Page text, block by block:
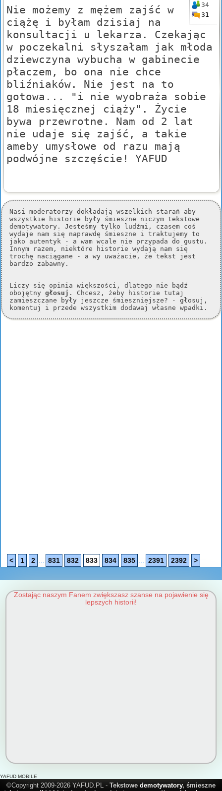
34
31
Nie możemy z mężem zajść w
ciążę i byłam dzisiaj na
konsultacji u lekarza. Czekając
w poczekalni słyszałam jak młoda
dziewczyna wybucha w gabinecie
płaczem, bo ona nie chce
bliźniaków. Nie jest na to
gotowa... "i nie wyobraża sobie
18 miesięcznej ciąży". Życie
bywa przewrotne. Nam od 2 lat
nie udaje się zajść, a takie
ameby umysłowe od razu mają
podwójne szczęście! YAFUD
Nasi moderatorzy dokładają wszelkich starań aby
wszystkie historie były śmieszne niczym tekstowe
demotywatory. Jesteśmy tylko ludźmi, czasem coś
wydaje nam się naprawdę śmieszne i traktujemy to
jako autentyk - a wam wcale nie przypada do gustu.
Innym razem, niektóre historie wydają nam się
trochę naciągane - a wy uważacie, że tekst jest
bardzo zabawny.
Liczy się opinia większości, dlatego nie bądź
obojętny głosuj . Chcesz, żeby historie tutaj
zamieszczane były jeszcze śmieszniejsze? - głosuj,
komentuj i przede wszystkim dodawaj własne wpadki.
< 1 2 ... 831 832 833 834 835 ... 2391 2392 >
Zostając naszym Fanem zwiększasz szanse na pojawienie się
lepszych historii!
YAFUD MOBILE
©Copyright 2009-2026 YAFUD.PL - Tekstowe demotywatory, śmieszne